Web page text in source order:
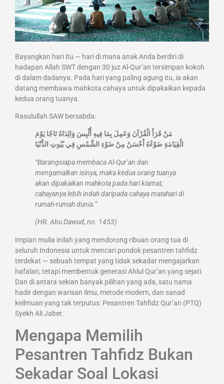
Bayangkan hari itu — hari di mana anak Anda berdiri di
hadapan Allah SWT dengan 30 juz Al-Qur’an tersimpan kokoh
di dalam dadanya. Pada hari yang paling agung itu, ia akan
datang membawa mahkota cahaya untuk dipakaikan kepada
kedua orang tuanya.
Rasulullah SAW bersabda:
مَنْ قَرَأَ الْقُرْآنَ وَعَمِلَ بِمَا فِيهِ أُلْبِسَ وَالِدَاهُ تَاجًا يَوْمَ
الْقِيَامَةِ ضَوْءُهُ أَحْسَنُ مِنْ ضَوْءِ الشَّمْسِ فِي بُيُوتِ الدُّنْيَا
“Barangsiapa membaca Al-Qur’an dan
mengamalkan isinya, maka kedua orang tuanya
akan dipakaikan mahkota pada hari kiamat,
cahayanya lebih indah daripada cahaya matahari di
rumah-rumah dunia.”
(HR. Abu Dawud, no. 1453)
Impian mulia inilah yang mendorong ribuan orang tua di
seluruh Indonesia untuk mencari pondok pesantren tahfidz
terdekat — sebuah tempat yang tidak sekadar mengajarkan
hafalan, tetapi membentuk generasi Ahlul Qur’an yang sejati.
Dan di antara sekian banyak pilihan yang ada, satu nama
hadir dengan warisan ilmu, metode modern, dan sanad
keilmuan yang tak terputus: Pesantren Tahfidz Qur’an (PTQ)
Syekh Ali Jaber.
Mengapa Memilih
Pesantren Tahfidz Bukan
Sekadar Soal Lokasi